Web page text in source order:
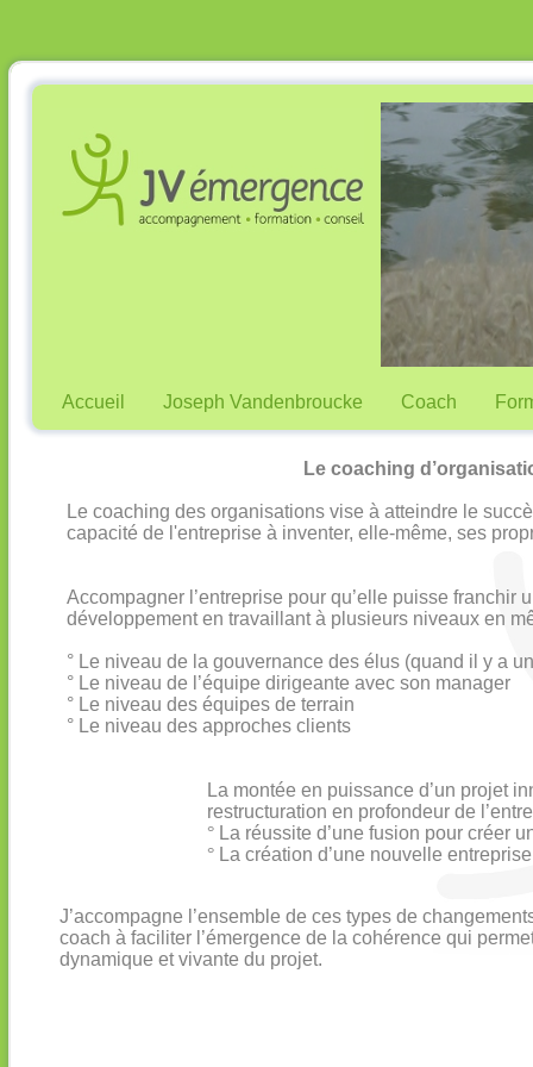
Accueil Joseph Vandenbroucke Coach
Le coaching
Le coaching des organisations vise à atteindre le
capacité de l'entreprise à inventer, elle-même, ses
Accompagner l’entreprise pour qu’elle puisse franchir
développement en travaillant à plusieurs niveaux en
° Le niveau de la gouvernance des élus (quand il y a
° Le niveau de l’équipe dirigeante avec son manager
° Le niveau des équipes de terrain
° Le niveau des approches clients
La montée en puissance d’un projet
restructuration en profondeur de
° La réussite d’une fusion pour créer
° La création d’une nouvelle entreprise
J’accompagne l’ensemble de ces types de
coach à faciliter l’émergence de la cohérence qui
dynamique et vivante du projet.